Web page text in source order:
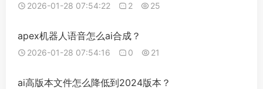
2026-01-28 07:54:22 2 25
apex机器人语音怎么ai合成？
2026-01-28 07:54:16 0 21
ai高版本文件怎么降低到2024版本？